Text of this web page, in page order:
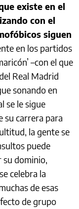
existe en el
con el
siguen
en los partidos
–con el que
Real Madrid
sonando en
se le sigue
su carrera para
la gente se
puede
dominio,
celebra la
de esas
de grupo